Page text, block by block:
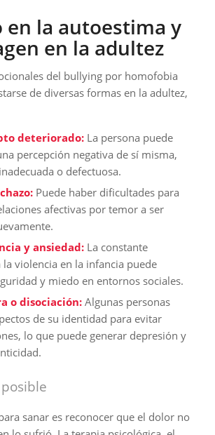
en la autoestima y
en la adultez
del bullying por homofobia
de diversas formas en la adultez,
deteriorado:La persona puede
percepción negativa de sí misma,
o defectuosa.
Puede haber dificultades para
afectivas por temor a ser
y ansiedad:La constante
la violencia en la infancia puede
y miedo en entornos sociales.
o disociación:Algunas personas
de su identidad para evitar
lo que puede generar depresión y
sanar es reconocer que el dolor no